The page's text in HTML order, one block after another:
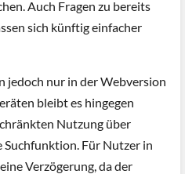
Auch Fragen zu bereits
sich künftig einfacher
jedoch nur in der Webversion
bleibt es hingegen
Nutzung über
Für Nutzer in
Verzögerung, da der